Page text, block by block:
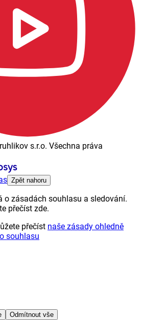
s.r.o. Všechna práva
Zpět nahoru
o zásadách souhlasu a sledování.
přečíst zde.
přečíst naše zásady ohledně
souhlasu
Odmítnout vše